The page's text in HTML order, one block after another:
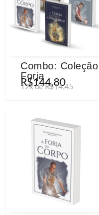
Combo: Coleção
Forja
R$144,80
12x de R$14,45